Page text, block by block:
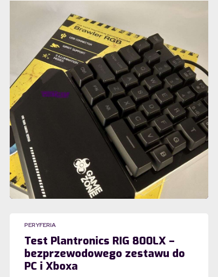
PERYFERIA
Test Plantronics RIG 800LX –
bezprzewodowego zestawu do
PC i Xboxa